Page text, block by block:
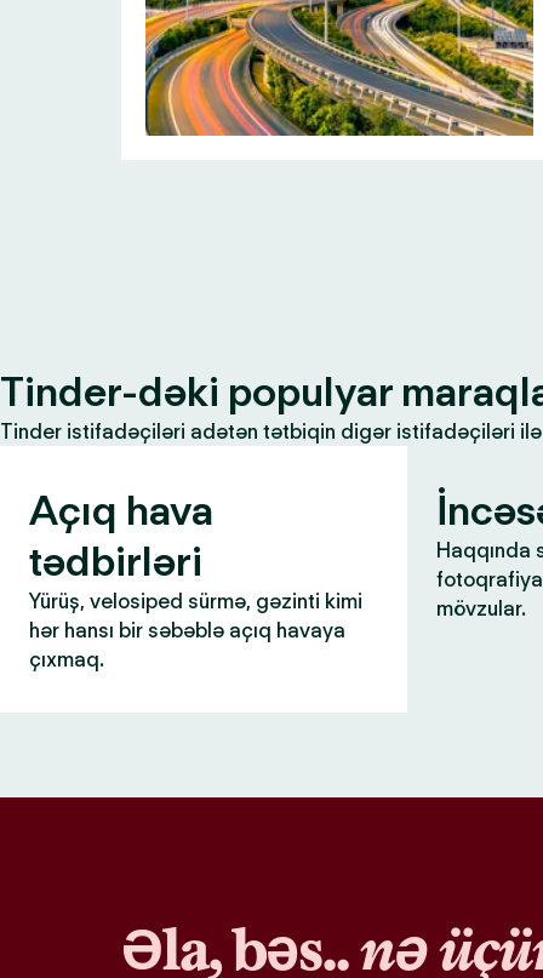
Tinder-dəki populyar
Tinder istifadəçiləri adətən tətbiqin digər istifadəçiləri ilə
Açıq hava
tədbirləri
Yürüş, velosiped sürmə, gəzinti kimi
hər hansı bir səbəblə açıq havaya
çıxmaq.
Haqqında
mövzular.
Əla, bəs..nə